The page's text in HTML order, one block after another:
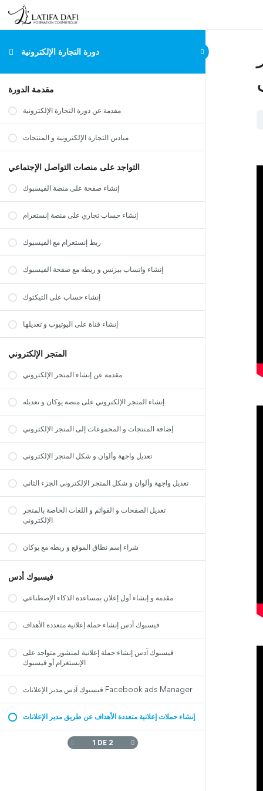
دورة التجارة الإلكترونية
مقدمة الدورة
مقدمة عن دورة التجارة الإلكترونية
ميادين التجارة الإلكترونية و المنتجات
التواجد على منصات التواصل الإجتماعي
إنشاء صفحة على منصة الفيسبوك
إنشاء حساب تجاري على منصة إنستغرام
ربط إنستغرام مع الفيسبوك
إنشاء واتساب بيزنس و ربطه مع صفحة الفيسبوك
إنشاء حساب على التيكتوك
إنشاء قناة على اليوتيوب و تعديلها
المتجر الإلكتروني
مقدمة عن إنشاء المتجر الإلكتروني
إنشاء المتجر الإلكتروني على منصة يوكان و تعديله
إضافة المنتجات و المجموعات إلى المتجر الإلكتروني
تعديل واجهة وألوان و شكل المتجر الإلكتروني
تعديل واجهة وألوان و شكل المتجر الإلكتروني الجزء الثاني
تعديل الصفحات و القوائم و اللغات الخاصة بالمتجر
الإلكتروني
شراء إسم نطاق الموقع و ربطه مع يوكان
فيسبوك أدس
مقدمة و إنشاء أول إعلان بمساعدة الذكاء الإصطناعي
فيسبوك آدس إنشاء حملة إعلانية متعددة الأهداف
فيسبوك آدس إنشاء حملة إعلانية لمنشور متواجد على
الإنستغرام أو فيسبوك
فيسبوك آدس مدير الإعلانات Facebook ads Manager
إنشاء حملات إعلانية متعددة الأهداف عن طريق مدير الإعلانات
1 DE 2